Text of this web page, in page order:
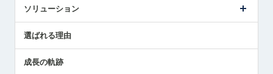
ソリューション
解決策提案
選ばれる理由
成長の軌跡